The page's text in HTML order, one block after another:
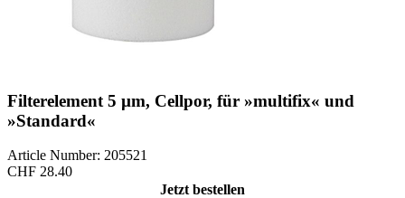
Filterelement 5 µm, Cellpor, für »multifix« und
»Standard«
Article Number: 205521
CHF 28.40
Jetzt bestellen